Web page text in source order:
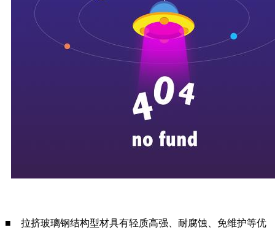
■ 拉挤玻璃钢结构型材具有轻质高强、耐腐蚀、免维护等优